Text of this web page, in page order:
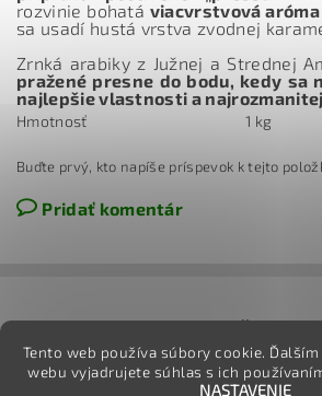
rozvinie bohatá viacvrstvová aróma
sa usadí hustá vrstva zvodnej
Zrnká arabiky z Južnej a Strednej
pražené presne do bodu, kedy sa
najlepšie vlastnosti a
Hmotnosť 1 kg
Buďte prvý, kto napíše príspevok k tejto
Pridať komentár
jj
Tento web používa súbory cookie.
webu vyjadrujete súhlas s ich
NASTAVENIE